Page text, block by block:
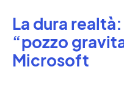
La dura
“pozzo
Microsoft